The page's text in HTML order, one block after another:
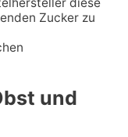
Zucker zu
und